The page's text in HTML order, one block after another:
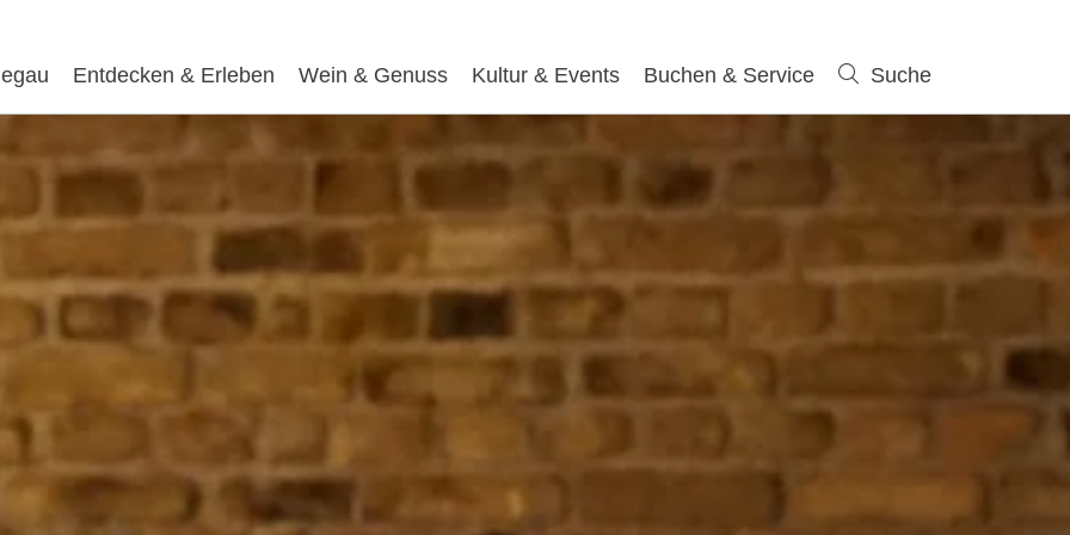
Entdecken & Erleben Wein & Genuss Kultur & Events Buchen & Service Suche